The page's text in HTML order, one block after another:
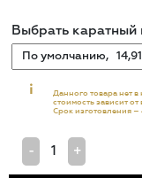
Выбрать каратный
i
Данного товара нет
стоимость зависит от
Срок изготовления –
- +